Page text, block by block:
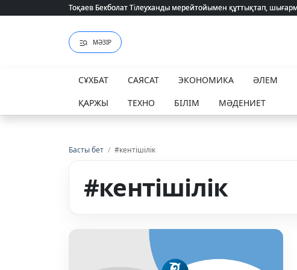
МӘЗІР
СҰХБАТ САЯСАТ ЭКОНОМИКА ӘЛЕМ
ҚАРЖЫ
ТЕХНО БІЛІМ МӘДЕНИЕТ
Басты бет / #кентішілік
#кентішілік